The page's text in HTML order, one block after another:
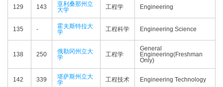
129 143
亚利桑那州立
大学
工程学 Engineering
135 -
霍夫斯特拉大
学
工程科学 Engineering Science
138 250
俄勒冈州立大
学
工程学
General
Engineering(Freshman
Only)
142 339
堪萨斯州立大
学
工程技术 Engineering Technology